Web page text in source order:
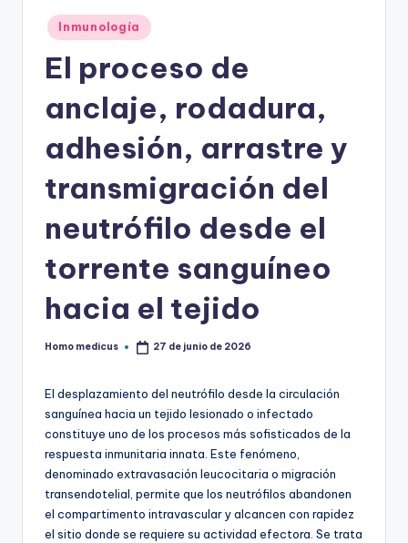
Publicado
en
Inmunología
El proceso de
anclaje, rodadura,
adhesión, arrastre y
transmigración del
neutrófilo desde el
torrente sanguíneo
hacia el tejido
Publicado
Homo medicus 27 de junio de 2026
El desplazamiento del neutrófilo desde la circulación
sanguínea hacia un tejido lesionado o infectado
constituye uno de los procesos más sofisticados de la
respuesta inmunitaria innata. Este fenómeno,
denominado extravasación leucocitaria o migración
transendotelial, permite que los neutrófilos abandonen
el compartimento intravascular y alcancen con rapidez
el sitio donde se requiere su actividad efectora. Se trata